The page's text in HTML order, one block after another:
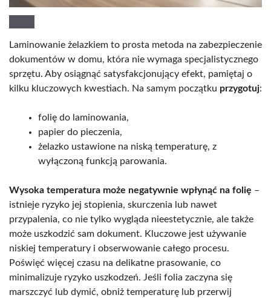
Laminowanie żelazkiem to prosta metoda na zabezpieczenie
dokumentów w domu, która nie wymaga specjalistycznego
sprzętu. Aby osiągnąć satysfakcjonujący efekt, pamiętaj o
kilku kluczowych kwestiach. Na samym początku przygotuj:
folię do laminowania,
papier do pieczenia,
żelazko ustawione na niską temperaturę, z
wyłączoną funkcją parowania.
Wysoka temperatura może negatywnie wpłynąć na folię –
istnieje ryzyko jej stopienia, skurczenia lub nawet
przypalenia, co nie tylko wygląda nieestetycznie, ale także
może uszkodzić sam dokument. Kluczowe jest używanie
niskiej temperatury i obserwowanie całego procesu.
Poświęć więcej czasu na delikatne prasowanie, co
minimalizuje ryzyko uszkodzeń. Jeśli folia zaczyna się
marszczyć lub dymić, obniż temperaturę lub przerwij